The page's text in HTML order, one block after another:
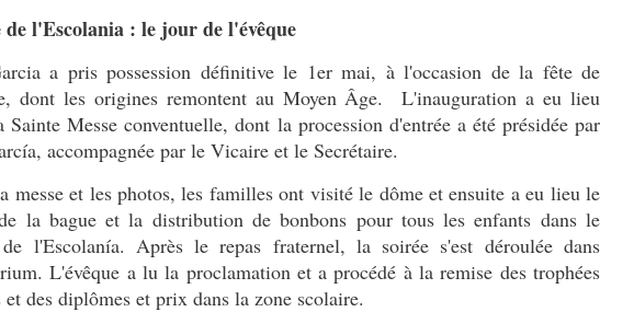
l'Escolania : le jour de l'évêque
a pris possession définitive le 1er mai, à l'occasion de la fête de
dont les origines remontent au Moyen Âge. L'inauguration a eu lieu
Sainte Messe conventuelle, dont la procession d'entrée a été présidée par
accompagnée par le Vicaire et le Secrétaire.
messe et les photos, les familles ont visité le dôme et ensuite a eu lieu le
la bague et la distribution de bonbons pour tous les enfants dans le
l'Escolanía. Après le repas fraternel, la soirée s'est déroulée dans
L'évêque a lu la proclamation et a procédé à la remise des trophées
des diplômes et prix dans la zone scolaire.